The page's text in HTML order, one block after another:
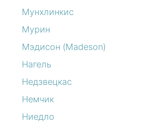
Мунхлинкис
Мурин
Мэдисон (Madeson)
Нагель
Недзвецкас
Немчик
Ниедло